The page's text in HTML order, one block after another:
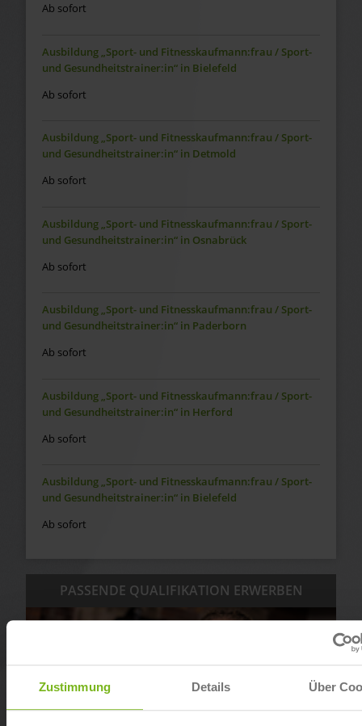
Zustimmung Details Über
Ab sofort
Ausbildung „Sport- und Fitnesskaufmann:frau / Sport-
und Gesundheitstrainer:in“ in Bielefeld
Ab sofort
Ausbildung „Sport- und Fitnesskaufmann:frau / Sport-
und Gesundheitstrainer:in“ in Detmold
Ab sofort
Ausbildung „Sport- und Fitnesskaufmann:frau / Sport-
und Gesundheitstrainer:in“ in Osnabrück
Ab sofort
Ausbildung „Sport- und Fitnesskaufmann:frau / Sport-
und Gesundheitstrainer:in“ in Paderborn
Ab sofort
Ausbildung „Sport- und Fitnesskaufmann:frau / Sport-
und Gesundheitstrainer:in“ in Herford
Ab sofort
Ausbildung „Sport- und Fitnesskaufmann:frau / Sport-
und Gesundheitstrainer:in“ in Bielefeld
Ab sofort
PASSENDE QUALIFIKATION ERWERBEN